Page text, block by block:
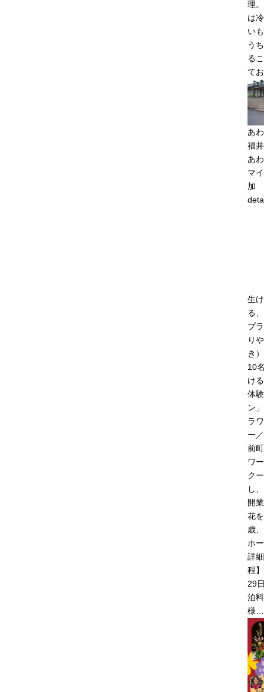
理
は
い
う
る
て
あ
福
あ
マ
加
生
る
プ
り
き）
10
け
体
ン
ラ
ー
前
ワ
ク
し
開
花
歳
ホ
詳
程
29
泊
様…